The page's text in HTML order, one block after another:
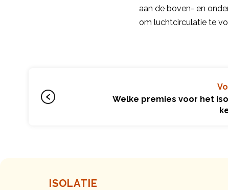
aan de boven- en
om luchtcirculatie te
Welke premies voor het
ISOLATIE